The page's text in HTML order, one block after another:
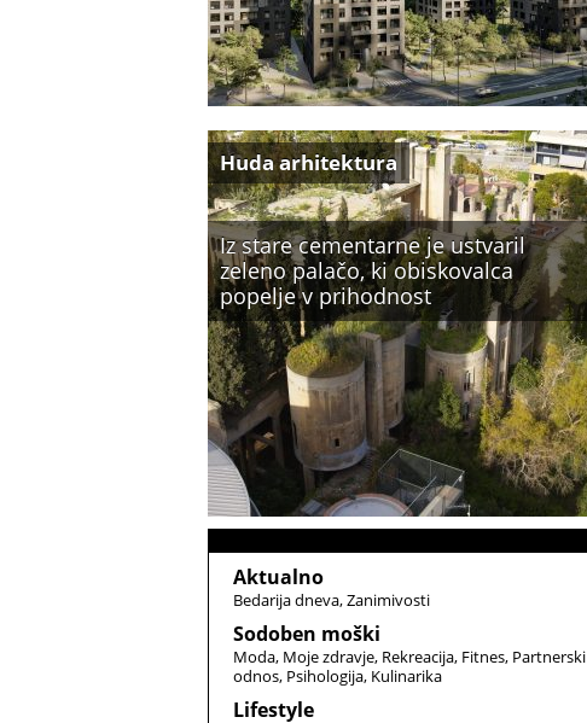
Iz stare cementarne je ustvaril
zeleno palačo, ki obiskovalca
popelje v prihodnost
Huda arhitektura
Aktualno
Bedarija dneva Zanimivosti
Sodoben moški
Moda Moje zdravje Rekreacija Fitnes Partnerski
odnos Psihologija Kulinarika
Lifestyle